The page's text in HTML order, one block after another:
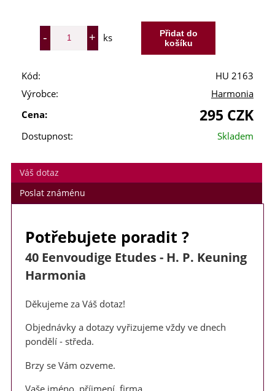
ks
Kód:
HU 2163
Výrobce:
Harmonia
Cena:
295 CZK
Dostupnost: Skladem
Váš dotaz
Poslat známénu
Potřebujete poradit ?
40 Eenvoudige Etudes - H. P. Keuning
Harmonia
Děkujeme za Váš dotaz!
Objednávky a dotazy vyřizujeme vždy ve dnech
pondělí - středa.
Brzy se Vám ozveme.
v termínu 3. - 7. srpna 2026 jsem na táborě jako vedoucí. V
místě není signál. Veškeré objednávky a požadavky vyřídím po
tomto datu.
Děkuji za pochopení a přeji hezké letní dny